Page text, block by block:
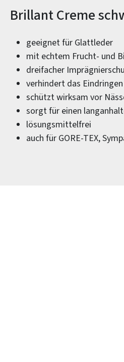
Brillant Creme
geeignet für Glattleder
mit echtem Frucht- und
dreifacher
verhindert das
schützt wirksam vor
sorgt für einen
lösungsmittelfrei
auch für GORE-TEX,